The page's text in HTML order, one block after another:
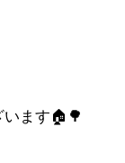
ます🏠🌳